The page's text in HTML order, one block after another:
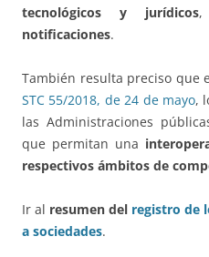
tecnológicos y jurídicos,
notificaciones.
También resulta preciso que
STC 55/2018, de 24 de mayo,
las Administraciones
que permitan una
respectivos ámbitos de
Ir al resumen del registro de
a sociedades.